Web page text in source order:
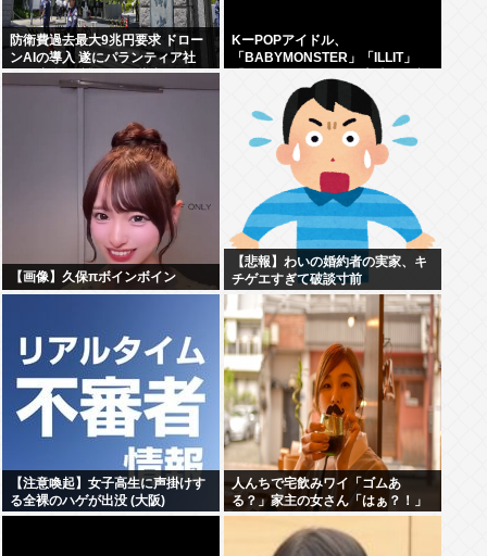
防衛費過去最大9兆円要求 ドロー
ンAIの導入 遂にパランティア社
(CIA出資)の戦術OSを導入か
KーPOPアイドル、
「BABYMONSTER」「ILLIT」
「RESCENE」の三国志時代に突
【画像】久保πボインボイン
【悲報】わいの婚約者の実家、キ
チゲエすぎて破談寸前
【注意喚起】女子高生に声掛けす
る全裸のハゲが出没 (大阪)
人んちで宅飲みワイ「ゴムあ
る？」家主の女さん「はぁ？！」
⇒結果www